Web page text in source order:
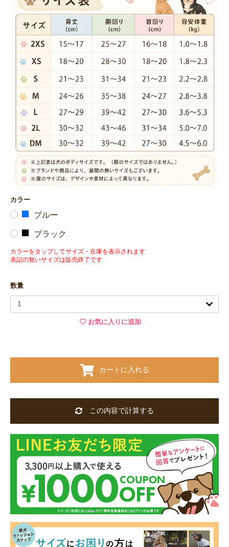
カラー
ブルー
ブラック
カラーをタップしてサイズ・在庫を表示されます
表記の無いサイズは販売終了です
数量
お気に入りに追加
カートに入れる
この内容で計算する